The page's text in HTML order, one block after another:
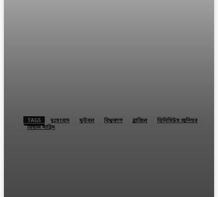
TAGS দুঃসংবাদ ফুটবল বিশ্বকাপ ব্রাজিল
ভিনিসিউস জুনিয়র
রিয়াল মাদ্রিদ